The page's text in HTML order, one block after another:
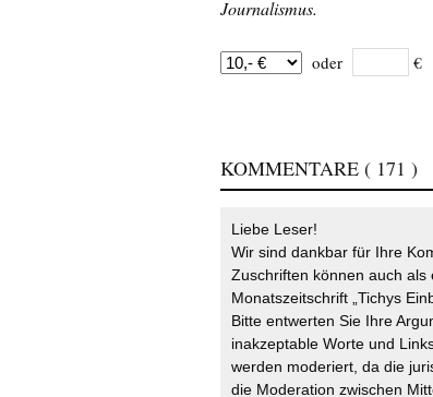
Journalismus.
oder €
KOMMENTARE ( 171 )
Liebe Leser!
Wir sind dankbar für Ihre
Zuschriften können auch
Monatszeitschrift „Tichys
Bitte entwerten Sie Ihre
inakzeptable Worte und
werden moderiert, da die
die Moderation zwischen